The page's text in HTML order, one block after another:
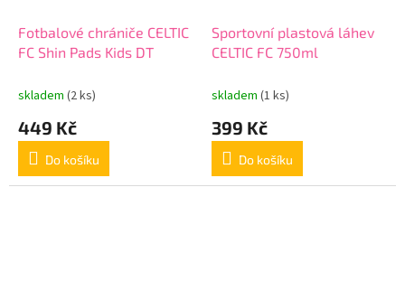
Fotbalové chrániče CELTIC
FC Shin Pads Kids DT
skladem (2 ks)
449 Kč
Do košíku
Sportovní plastová láhev
CELTIC FC 750ml
skladem (1 ks)
399 Kč
Do košíku